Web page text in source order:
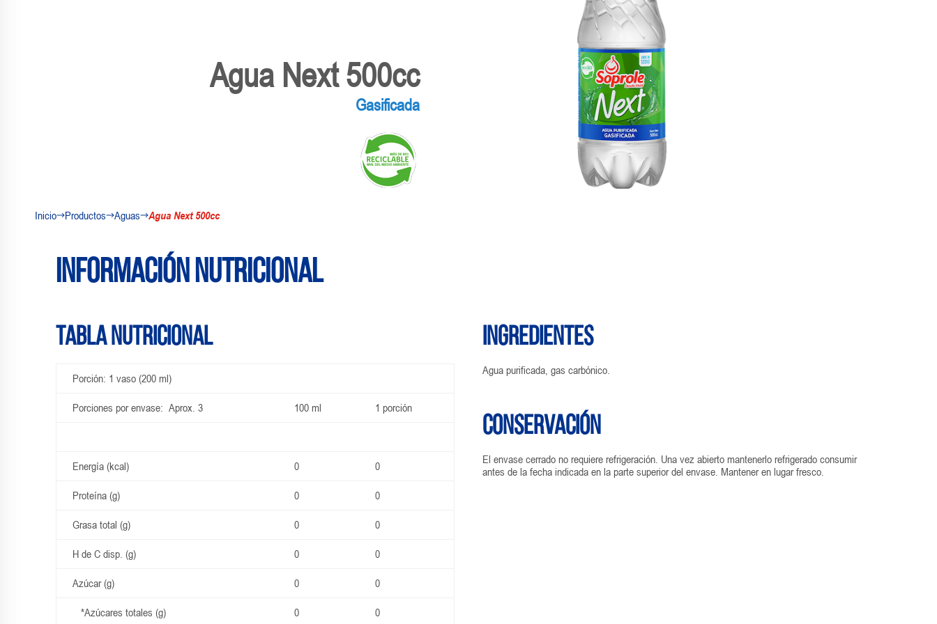
Agua Next 500cc
Gasificada
Inicio Productos Aguas Agua Next 500cc
Información nutricional
Tabla Nutricional
Porción: 1 vaso (200 ml)
Porciones por envase: Aprox. 3 100 ml 1 porción
Energía (kcal) 0 0
Proteína (g) 0 0
Grasa total (g) 0 0
H de C disp. (g) 0 0
Azúcar (g) 0 0
*Azúcares totales (g) 0 0
Ingredientes
Agua purificada, gas carbónico.
Conservación
El envase cerrado no requiere refrigeración. Una vez abierto mantenerlo refrigerado consumir
antes de la fecha indicada en la parte superior del envase. Mantener en lugar fresco.